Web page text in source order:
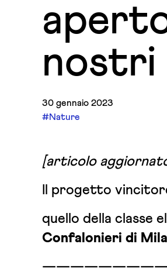
30 gennaio 2023
#Nature
[articolo
Il progetto
quello della classe
Confalonieri di